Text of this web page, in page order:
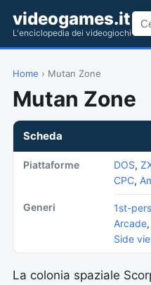
videogames.it
L'enciclopedia dei videogiochi
Home › Mutan Zone
Mutan Zone
Scheda
Piattaforme DOS,
CPC,
Generi 1st-
Arcade,
Side
La colonia spaziale